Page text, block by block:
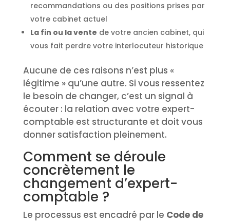
recommandations ou des positions prises par
votre cabinet actuel
La fin ou la vente de votre ancien cabinet, qui
vous fait perdre votre interlocuteur historique
Aucune de ces raisons n’est plus «
légitime » qu’une autre. Si vous ressentez
le besoin de changer, c’est un signal à
écouter : la relation avec votre expert-
comptable est structurante et doit vous
donner satisfaction pleinement.
Comment se déroule
concrètement le
changement d’expert-
comptable ?
Le processus est encadré par le Code de